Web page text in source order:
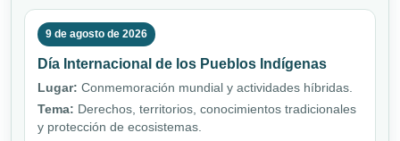
9 de agosto de 2026
Día Internacional de los Pueblos Indígenas
Lugar: Conmemoración mundial y actividades híbridas.
Tema: Derechos, territorios, conocimientos tradicionales
y protección de ecosistemas.